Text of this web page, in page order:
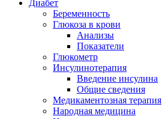
Диабет
Беременность
Глюкоза в крови
Анализы
Показатели
Глюкометр
Инсулинотерапия
Введение инсулина
Общие сведения
Медикаментозная терапия
Народная медицина